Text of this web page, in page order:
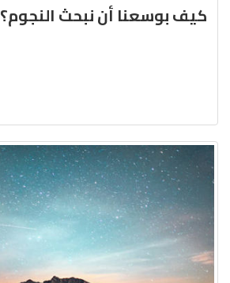
كيف بوسعنا أن نبحث النجوم؟